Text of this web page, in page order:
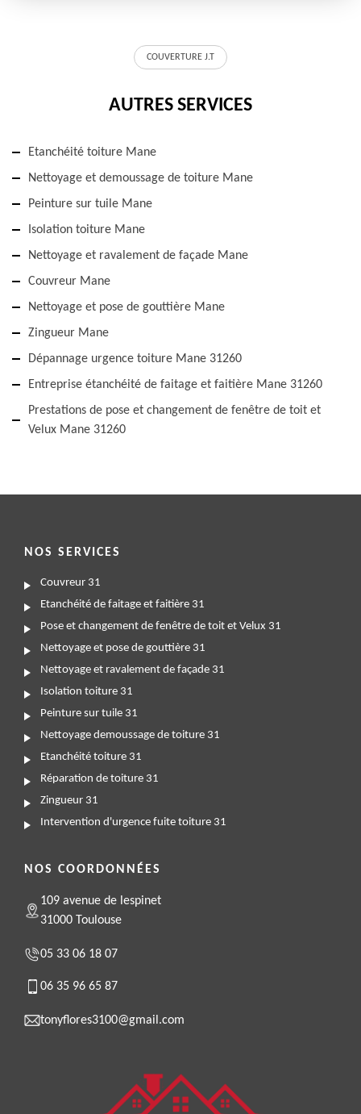
COUVERTURE J.T
AUTRES SERVICES
Etanchéité toiture Mane
Nettoyage et demoussage de toiture Mane
Peinture sur tuile Mane
Isolation toiture Mane
Nettoyage et ravalement de façade Mane
Couvreur Mane
Nettoyage et pose de gouttière Mane
Zingueur Mane
Dépannage urgence toiture Mane 31260
Entreprise étanchéité de faitage et faitière Mane 31260
Prestations de pose et changement de fenêtre de toit et
Velux Mane 31260
NOS SERVICES
Couvreur 31
Etanchéité de faitage et faitière 31
Pose et changement de fenêtre de toit et Velux 31
Nettoyage et pose de gouttière 31
Nettoyage et ravalement de façade 31
Isolation toiture 31
Peinture sur tuile 31
Nettoyage demoussage de toiture 31
Etanchéité toiture 31
Réparation de toiture 31
Zingueur 31
Intervention d'urgence fuite toiture 31
NOS COORDONNÉES
109 avenue de lespinet
31000 Toulouse
05 33 06 18 07
06 35 96 65 87
tonyflores3100@gmail.com